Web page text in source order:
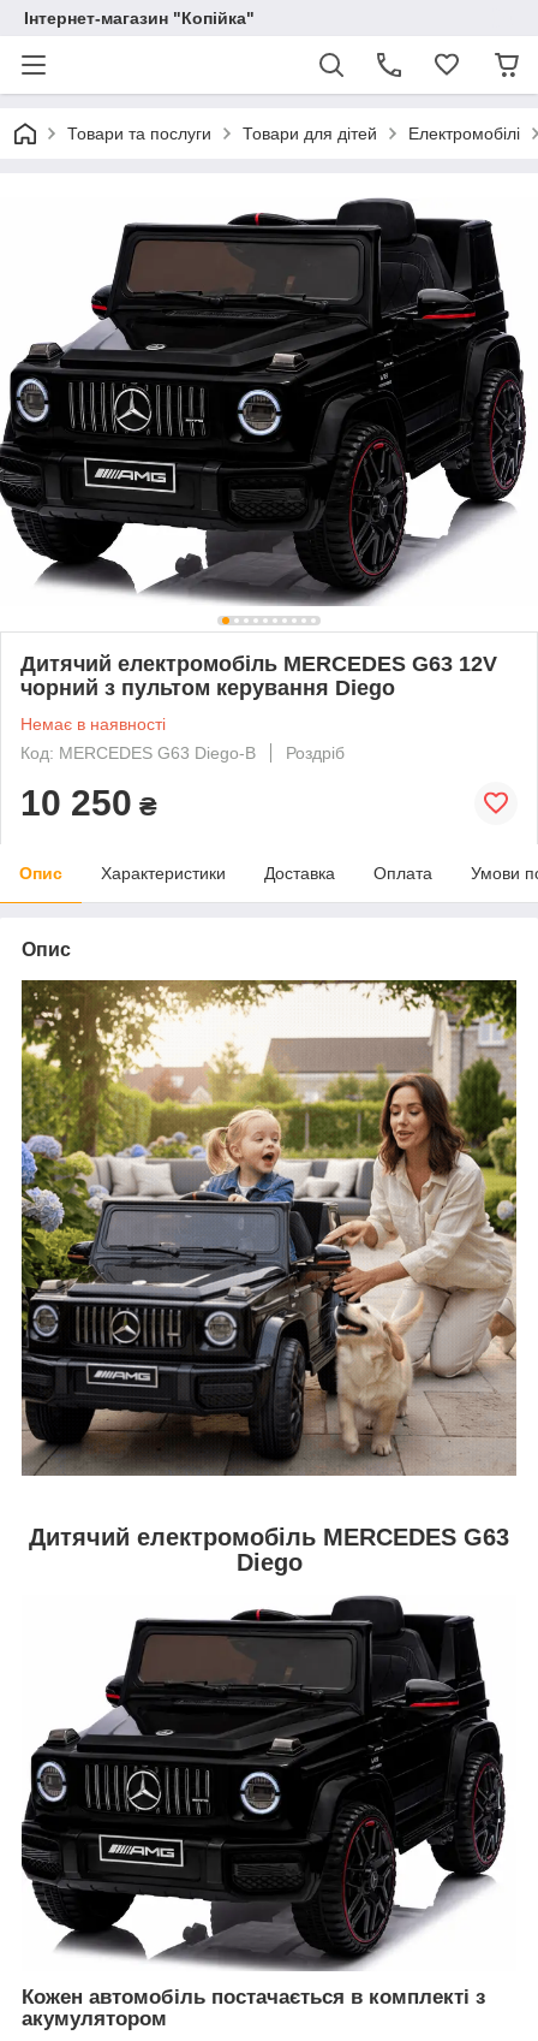
Інтернет-магазин "Копійка"
Товари та послуги Товари для дітей Електромобілі
Дитячий електромобіль MERCEDES G63 12V
чорний з пультом керування Diego
Немає в наявності
Код: MERCEDES G63 Diego-B
Роздріб
10 250 ₴
Опис Характеристики Доставка Оплата Умови
Опис
Дитячий електромобіль MERCEDES G63
Diego
Кожен автомобіль постачається в комплекті з
акумулятором